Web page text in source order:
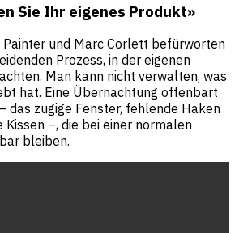
Sie Ihr eigenes Produkt»
Painter und Marc Corlett befürworten
Prozess, in der eigenen
Man kann nicht verwalten, was
hat. Eine Übernachtung offenbart
das zugige Fenster, fehlende Haken
–, die bei einer normalen
bleiben.